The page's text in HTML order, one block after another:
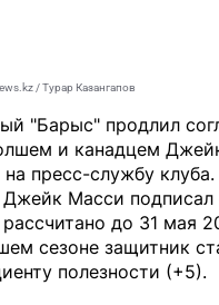
/ Турар Казангапов
"Барыс" продлил
и канадцем
пресс-службу клуба.
Масси подписал
до 31 мая
сезоне защитник
полезности (+5).